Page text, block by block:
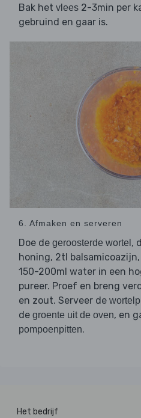
Bak het vlees 2-3min per
gebruind en gaar is.
6. Afmaken en serveren
Doe de geroosterde wortel ,
honing, 2tl
150-200ml water in een
pureer. Proef en breng
en zout. Serveer de
de groente uit de oven, en
pompoenpitten.
Het bedrijf